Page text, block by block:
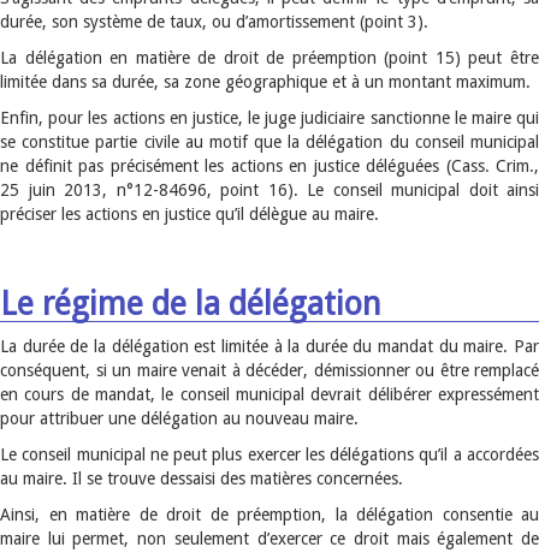
durée, son système de taux, ou d’amortissement (point 3).
La délégation en matière de droit de préemption (point 15) peut être
limitée dans sa durée, sa zone géographique et à un montant maximum.
Enfin, pour les actions en justice, le juge judiciaire sanctionne le maire qui
se constitue partie civile au motif que la délégation du conseil municipal
ne définit pas précisément les actions en justice déléguées (Cass. Crim.,
25 juin 2013, n°12-84696, point 16). Le conseil municipal doit ainsi
préciser les actions en justice qu’il délègue au maire.
Le régime de la délégation
La durée de la délégation est limitée à la durée du mandat du maire. Par
conséquent, si un maire venait à décéder, démissionner ou être remplacé
en cours de mandat, le conseil municipal devrait délibérer expressément
pour attribuer une délégation au nouveau maire.
Le conseil municipal ne peut plus exercer les délégations qu’il a accordées
au maire. Il se trouve dessaisi des matières concernées.
Ainsi, en matière de droit de préemption, la délégation consentie au
maire lui permet, non seulement d’exercer ce droit mais également de